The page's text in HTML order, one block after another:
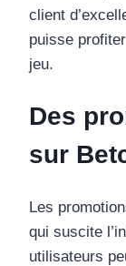
client
puisse
jeu.
Des
sur
Les
qui suscite
utilisateurs